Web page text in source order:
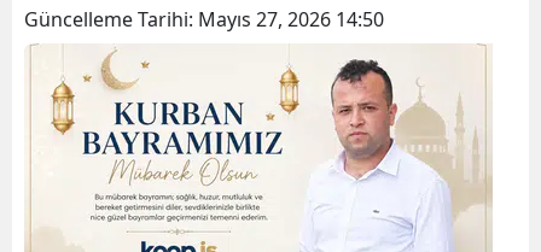
Güncelleme Tarihi: Mayıs 27, 2026 14:50